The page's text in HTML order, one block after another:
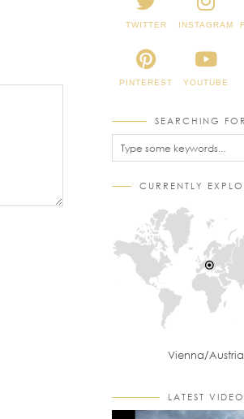
TWITTER INSTAGRAM
PINTEREST YOUTUBE
SEARCHING
CURRENTLY
Vienna/Austria
LATEST VIDEO